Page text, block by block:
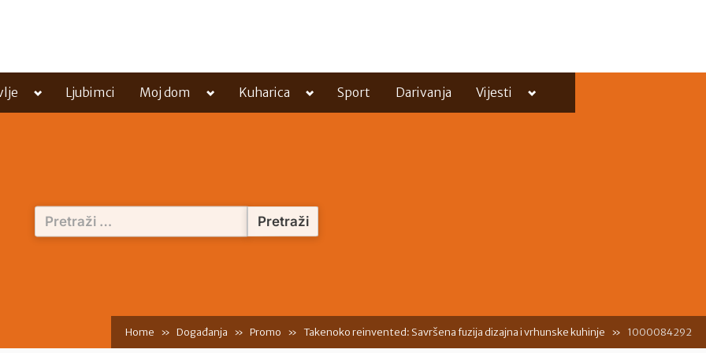
Toggle
menu
Ljubimci Moj dom
Toggle
menu
Kuharica
Toggle
menu
Sport Darivanja Vijesti
Toggle
menu
Pretraži:
Home Događanja Promo Takenoko reinvented: Savršena fuzija dizajna i vrhunske kuhinje 1000084292